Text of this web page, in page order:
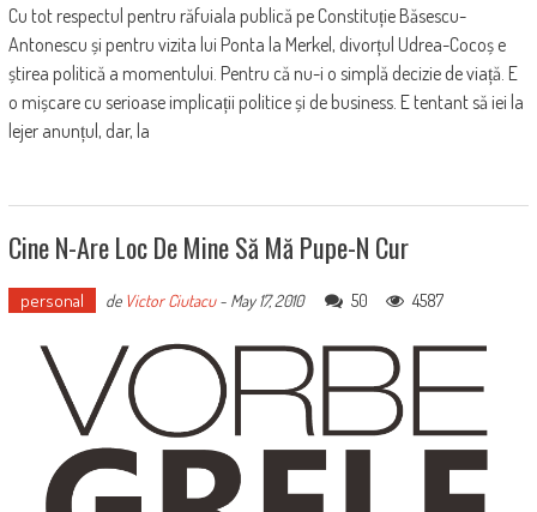
Cu tot respectul pentru răfuiala publică pe Constituție Băsescu-
Antonescu și pentru vizita lui Ponta la Merkel, divorțul Udrea-Cocoș e
știrea politică a momentului. Pentru că nu-i o simplă decizie de viață. E
o mișcare cu serioase implicații politice și de business. E tentant să iei la
lejer anunțul, dar, la
Cine N-Are Loc De Mine Să Mă Pupe-N Cur
personal de Victor Ciutacu- May 17, 2010 50 4587